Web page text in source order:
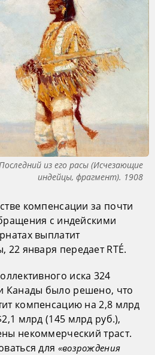
из его расы (Исчезающие
индейцы, фрагмент). 1908
компенсации за почти
с индейскими
выплатит
22 января передает RTÉ.
иска 324
было решено, что
компенсацию на 2,8 млрд
млрд (145 млрд руб.),
некоммерческий траст.
для «возрождения